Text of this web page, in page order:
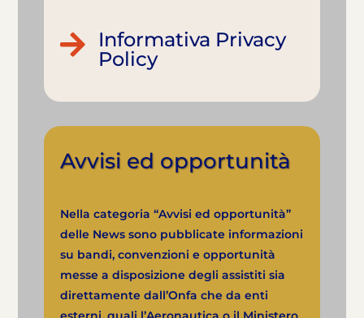

Informativa Privacy
Policy
Avvisi ed opportunità
Nella categoria “Avvisi ed opportunità”
delle News sono pubblicate informazioni
su bandi, convenzioni e opportunità
messe a disposizione degli assistiti sia
direttamente dall’Onfa che da enti